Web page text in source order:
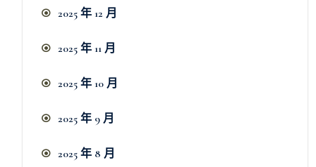
2025 年 12 月
2025 年 11 月
2025 年 10 月
2025 年 9 月
2025 年 8 月